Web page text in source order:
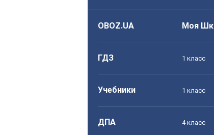
OBOZ.UA Моя
ГДЗ 1 класс
Учебники 1 класс
ДПА 4 класс